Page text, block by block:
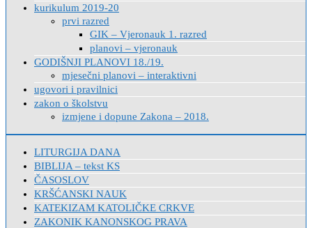
kurikulum 2019-20
prvi razred
GIK – Vjeronauk 1. razred
planovi – vjeronauk
GODIŠNJI PLANOVI 18./19.
mjesečni planovi – interaktivni
ugovori i pravilnici
zakon o školstvu
izmjene i dopune Zakona – 2018.
LITURGIJA DANA
BIBLIJA – tekst KS
ČASOSLOV
KRŠĆANSKI NAUK
KATEKIZAM KATOLIČKE CRKVE
ZAKONIK KANONSKOG PRAVA